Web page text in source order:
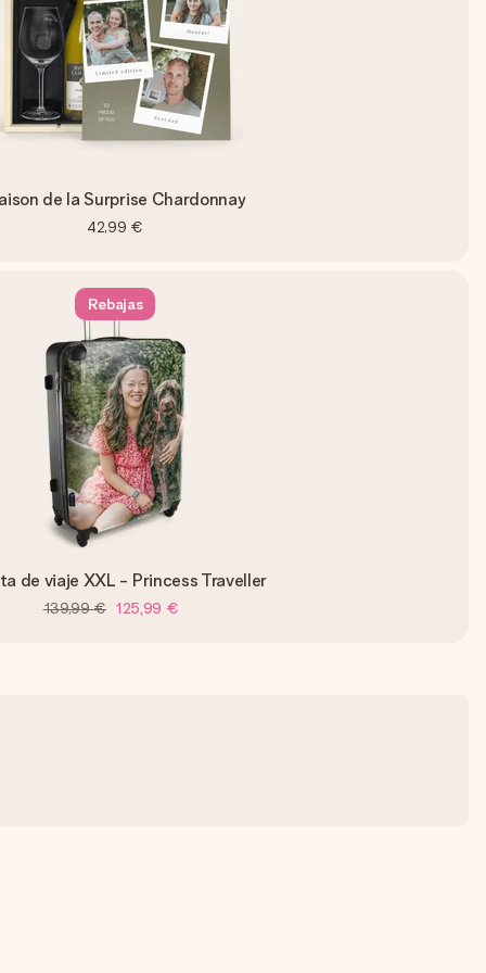
de la Surprise Chardonnay
42,99 €
Rebajas
de viaje XXL - Princess Traveller
139,99 € 125,99 €